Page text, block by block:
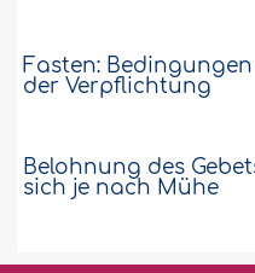
Fasten:
der Verpflichtung
Belohnung des
sich je nach Mühe